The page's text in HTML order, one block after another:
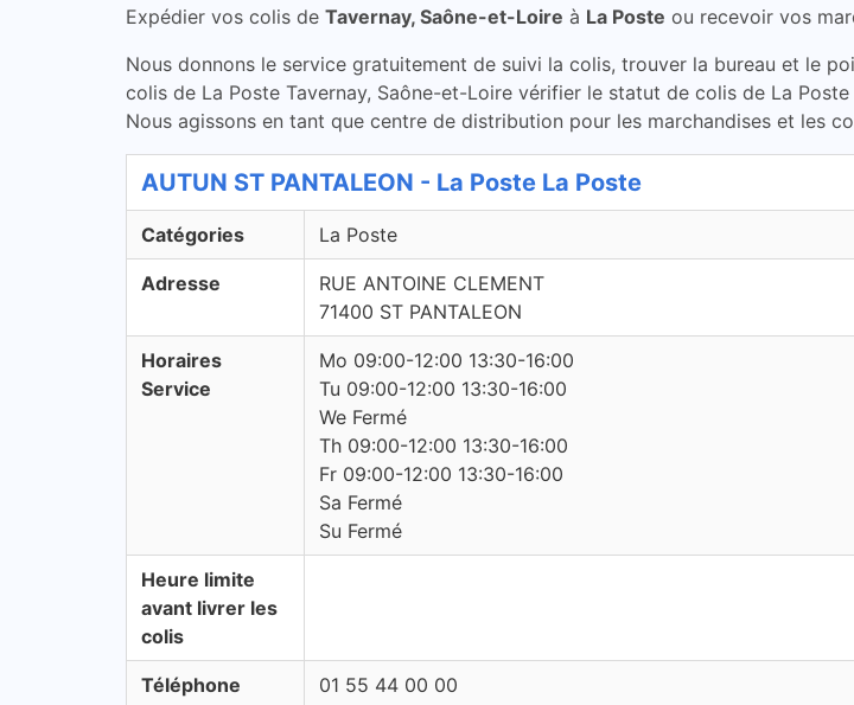
Expédier vos colis de Tavernay, Saône-et-Loire à La Poste ou recevoir vos
Nous donnons le service gratuitement de suivi la colis, trouver la bureau et le
colis de La Poste Tavernay, Saône-et-Loire vérifier le statut de colis de La
Nous agissons en tant que centre de distribution pour les marchandises et les
AUTUN ST PANTALEON - La Poste La Poste
Catégories La Poste
Adresse
RUE ANTOINE CLEMENT
71400 ST PANTALEON
Horaires
Service
Mo 09:00-12:00 13:30-16:00
Tu 09:00-12:00 13:30-16:00
We Fermé
Th 09:00-12:00 13:30-16:00
Fr 09:00-12:00 13:30-16:00
Sa Fermé
Su Fermé
Heure limite
avant livrer les
colis
Téléphone 01 55 44 00 00